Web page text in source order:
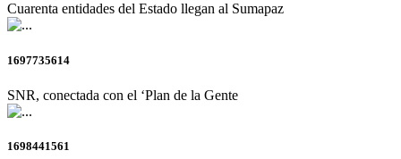
Cuarenta entidades del Estado llegan al Sumapaz
1697735614
SNR, conectada con el ‘Plan de la Gente
1698441561